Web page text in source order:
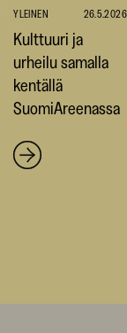
YLEINEN 26.5.2026
Kulttuuri ja
urheilu samalla
kentällä
SuomiAreenassa